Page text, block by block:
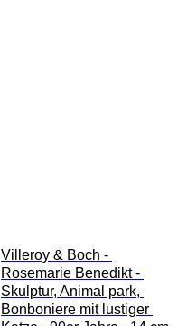
Villeroy & Boch -
Rosemarie Benedikt -
Skulptur, Animal park,
Bonboniere mit lustiger